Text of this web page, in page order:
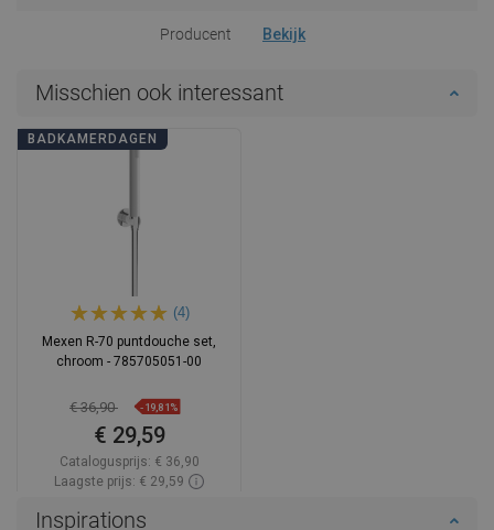
Producent Bekijk
Misschien ook interessant
BADKAMERDAGEN
(4)
Mexen R-70 puntdouche set,
chroom - 785705051-00
€ 36,90 -19,81%
€ 29,59
Catalogusprijs: € 36,90
Laagste prijs: € 29,59
Inspirations